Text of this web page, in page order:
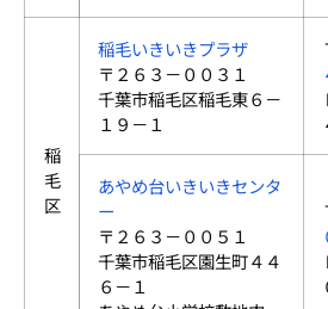
稲
毛
区
稲毛いきいきプラザ
〒２６３－００３１
千葉市稲毛区稲毛東６－
１９－１
あやめ台いきいきセンタ
ー
〒２６３－００５１
千葉市稲毛区園生町４４
６－１